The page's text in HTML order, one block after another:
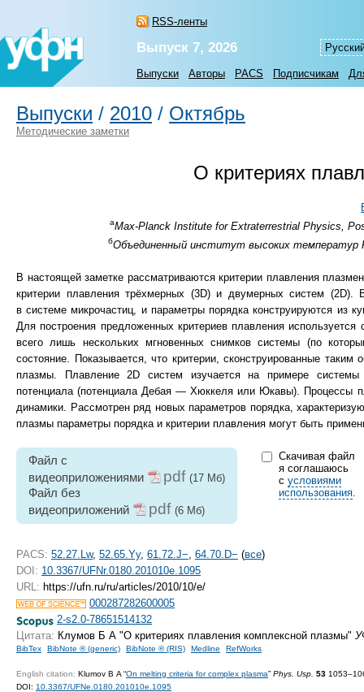
RSS-ленты
Выпуск 7, 2026
Выпуски Авторы PACS Подписчикам
Выпуски / 2010 / Октябрь
Методические заметки
О критериях
аMax-Planck Institute for Extraterrestrial Physics,
бОбъединенный институт высоких температур
В настоящей заметке рассматриваются критерии плавления
критерии плавления трёхмерных (3D) и двумерных систем (2D).
в системе микрочастиц, и параметры порядка конструируются из
Для построения предложенных критериев плавления
всего лишь нескольких мгновенных снимков системы (по
состояние. Показывается, что критерии, сконструированные
плазмы. Плавление 2D систем изучается на примере системы
потенциала (потенциала Дебая — Хюккеля или Юкавы). Процессы
динамики. Рассмотрен ряд новых параметров порядка,
плазмы параметры порядка и критерии плавления могут быть
Файл с
видеоприложениями
pdf (17 Мб)
Файл без
видеоприложений
pdf (6 Мб)
Скачивая файл
я соглашаюсь
с условиями
использования.
PACS: 52.27.Lw, 52.65.Yy, 61.72.J− 64.70.D− (все)
DOI: 10.3367/UFNr.0180.201010e.1095
URL: https://ufn.ru/ru/articles/2010/10/e/
000287282600005
2-s2.0-78651514132
Цитата: Клумов Б А "О критериях плавления комплексной плазмы"
BibTex BibNote ® (generic) BibNote ® (RIS) Medline RefWorks
English citation: Klumov B A “On melting criteria for complex plasma” Phys. Usp. 53
DOI: 10.3367/UFNe.0180.201010e.1095